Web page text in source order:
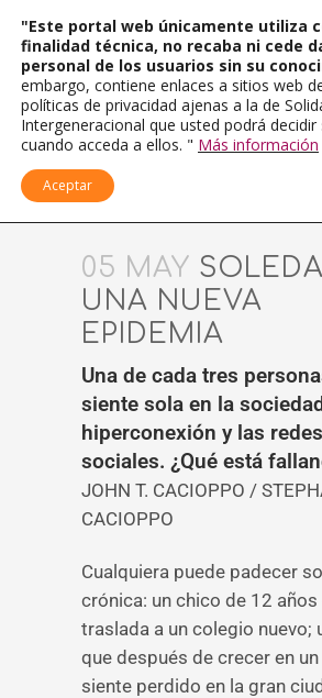
05 MAY
UNA NUEVA
EPIDEMIA
Una de cada tres
siente sola en la
hiperconexión y las redes
sociales. ¿Qué está
JOHN T. CACIOPPO /
CACIOPPO
Cualquiera puede padecer
crónica: un chico de 12 años
traslada a un colegio nuevo;
que después de crecer en
siente perdido en la gran
"Este portal web únicamente utiliza
finalidad técnica, no recaba ni cede
personal de los usuarios sin su
embargo, contiene enlaces a sitios web
políticas de privacidad ajenas a la de
Intergeneracional que usted podrá
cuando acceda a ellos. " Más información
Aceptar